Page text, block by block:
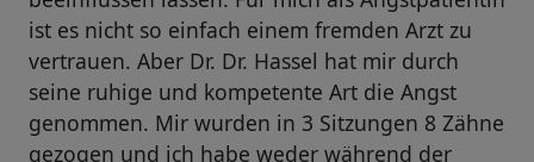
ist es nicht so einfach einem fremden Arzt zu
vertrauen. Aber Dr. Dr. Hassel hat mir durch
seine ruhige und kompetente Art die Angst
genommen. Mir wurden in 3 Sitzungen 8 Zähne
gezogen und ich habe weder während der